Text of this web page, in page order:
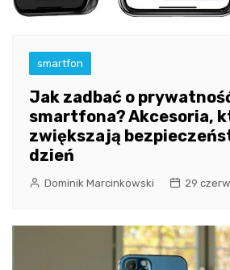
smartfon
Jak zadbać o
smartfona? Akcesoria,
zwiększają
dzień
Dominik Marcinkowski 29